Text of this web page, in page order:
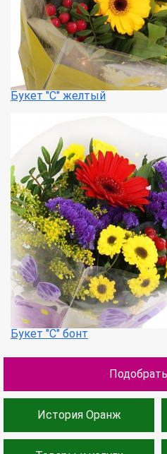
Букет "С" желтый
Букет "С" бонт
История Оранж